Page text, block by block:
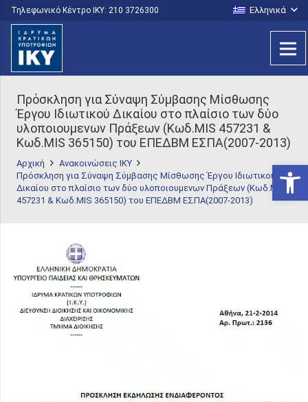
Τηλεφωνικό Κέντρο IKY: 210 3726300 Ελληνικά
Πρόσκληση για Σύναψη Σύμβασης Μίσθωσης
Έργου Ιδιωτικού Δικαίου στο πλαίσιο των δύο
υλοποιουμενων Πράξεων (Κωδ.MIS 457231 &
Κωδ.MIS 365150) του ΕΠΕΔΒΜ ΕΣΠΑ(2007-2013)
Αρχική
Ανακοινώσεις ΙΚΥ
Πρόσκληση για Σύναψη Σύμβασης Μίσθωσης Έργου Ιδιωτικού
Δικαίου στο πλαίσιο των δύο υλοποιουμενων Πράξεων (Κωδ.MIS
457231 & Κωδ.MIS 365150) του ΕΠΕΔΒΜ ΕΣΠΑ(2007-2013)